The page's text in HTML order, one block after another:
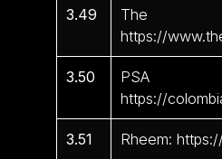
3.49
The
https://
3.50
PSA
https://
3.51 Rheem: